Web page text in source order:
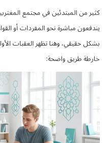
كثير من المبتدئين في مجتمع
يندفعون مباشرة نحو المفردات أو
بشكل حقيقي، وهنا تظهر العقبات
خارطة طريق واضحة: